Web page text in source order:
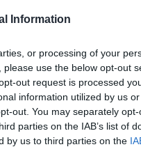
Information
or processing of your
use the below opt-out
out request is processed
information utilized by us
out. You may separately
parties on the IAB’s list of
by us to third parties on the
nelle
Il primo
riguarda
tra le
vaccini,
i richiami”.